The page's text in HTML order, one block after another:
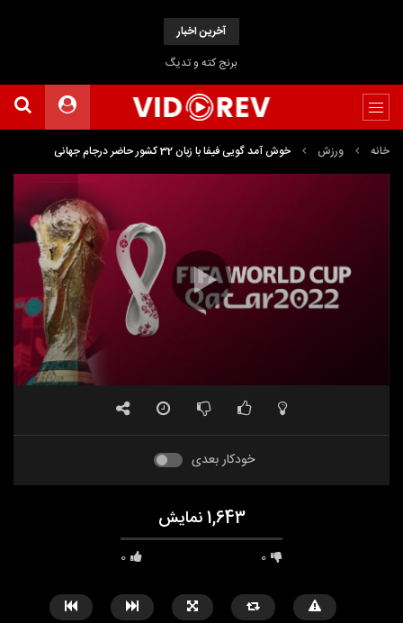
آخرین اخبار
برنج کته و تدیگ
خانه ورزش خوش آمد گویی فیفا با زبان 32 کشور حاضر درجام جهانی
00:36
خودکار بعدی
1,643 نمایش
0 0